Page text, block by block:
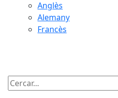
Anglès
Alemany
Francès
Cercar: